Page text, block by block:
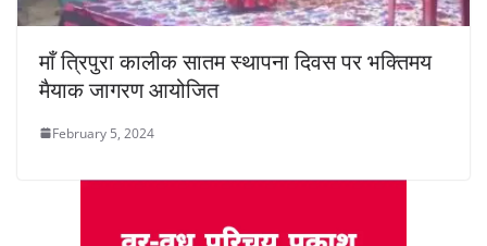
माँ त्रिपुरा कालीक सातम स्थापना दिवस पर भक्तिमय
मैयाक जागरण आयोजित
February 5, 2024